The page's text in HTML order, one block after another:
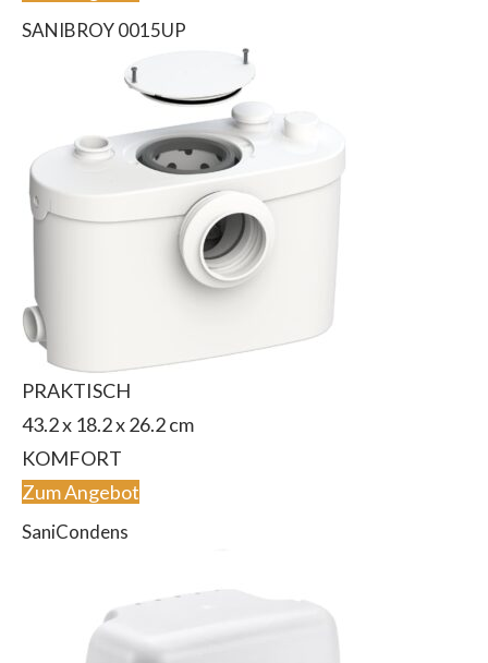
SANIBROY 0015UP
PRAKTISCH
‎43.2 x 18.2 x 26.2 cm
KOMFORT
Zum Angebot
SaniCondens